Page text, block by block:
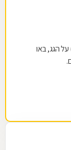
על הגג, באו